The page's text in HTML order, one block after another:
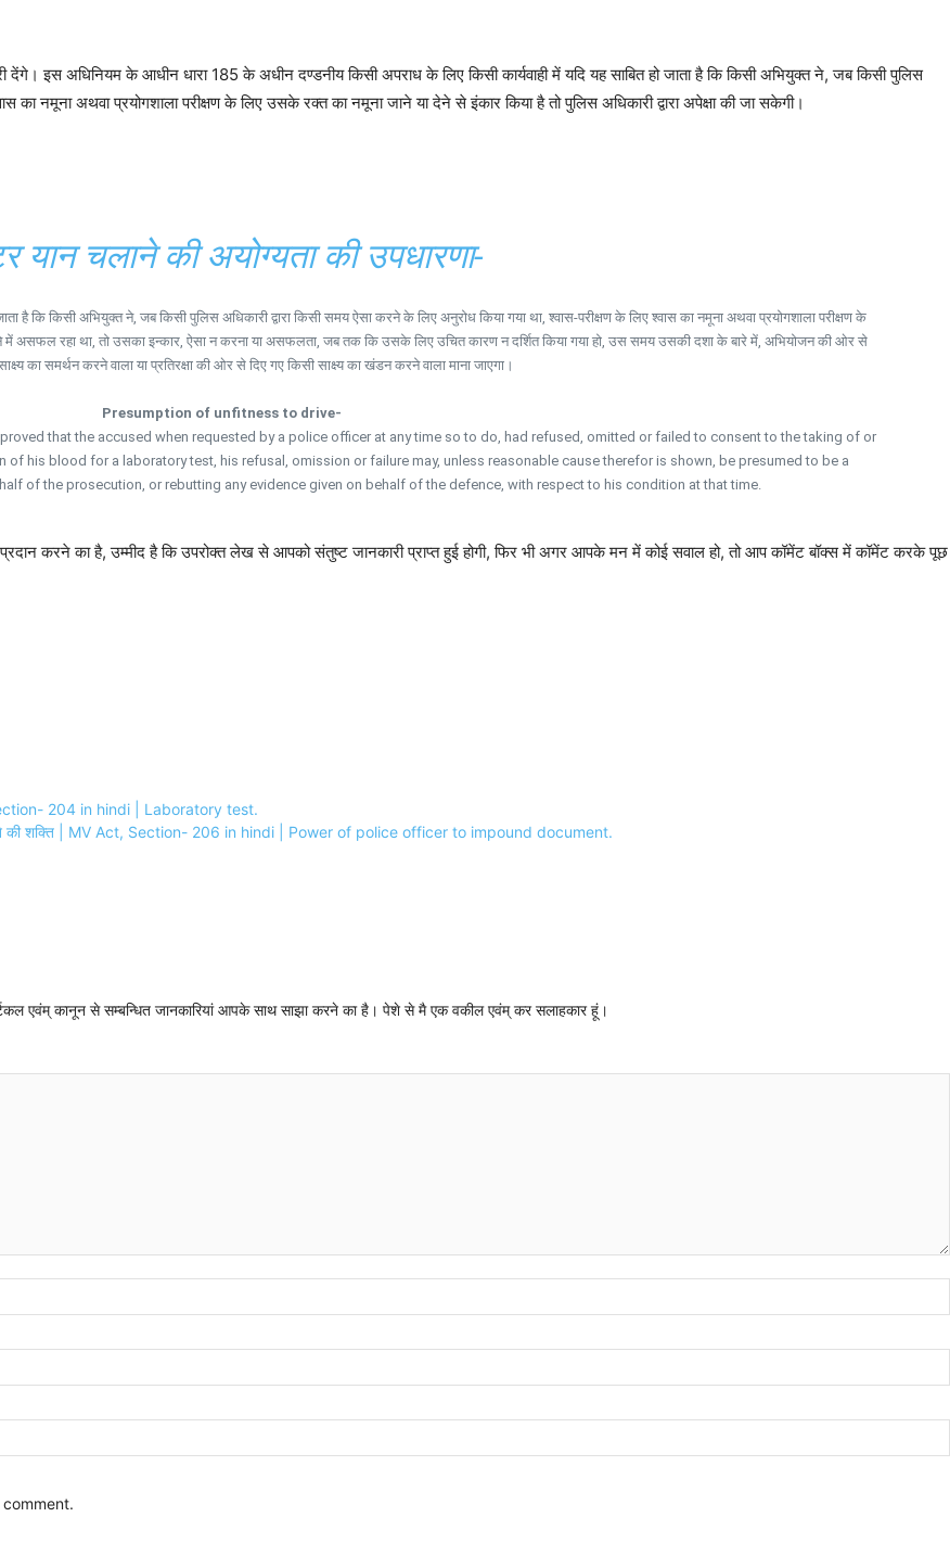
देंगे। इस अधिनियम के आधीन धारा 185 के अधीन दण्डनीय किसी अपराध के लिए किसी कार्यवाही में यदि यह साबित हो जाता है कि किसी अभियुक्त ने, जब किसी पुलिस
का नमूना अथवा प्रयोगशाला परीक्षण के लिए उसके रक्त का नमूना जाने या देने से इंकार किया है तो पुलिस अधिकारी द्वारा अपेक्षा की जा सकेगी।
यान चलाने की अयोग्यता की उपधारणा-
है कि किसी अभियुक्त ने, जब किसी पुलिस अधिकारी द्वारा किसी समय ऐसा करने के लिए अनुरोध किया गया था, श्वास-परीक्षण के लिए श्वास का नमूना अथवा प्रयोगशाला परीक्षण के
में असफल रहा था, तो उसका इन्कार, ऐसा न करना या असफलता, जब तक कि उसके लिए उचित कारण न दर्शित किया गया हो, उस समय उसकी दशा के बारे में, अभियोजन की ओर से
का समर्थन करने वाला या प्रतिरक्षा की ओर से दिए गए किसी साक्ष्य का खंडन करने वाला माना जाएगा।
Presumption of unfitness to drive-
that the accused when requested by a police officer at any time so to do, had refused, omitted or failed to consent to the taking of or
his blood for a laboratory test, his refusal, omission or failure may, unless reasonable cause therefor is shown, be presumed to be a
of the prosecution, or rebutting any evidence given on behalf of the defence, with respect to his condition at that time.
करने का है, उम्मीद है कि उपरोक्त लेख से आपको संतुष्ट जानकारी प्राप्त हुई होगी, फिर भी अगर आपके मन में कोई सवाल हो, तो आप कॉमेंट बॉक्स में कॉमेंट करके पूछ
Section- 204 in hindi | Laboratory test.
करने की शक्ति | MV Act, Section- 206 in hindi | Power of police officer to impound document.
एवंम् कानून से सम्बन्धित जानकारियां आपके साथ साझा करने का है। पेशे से मै एक वकील एवंम् कर सलाहकार हूं।